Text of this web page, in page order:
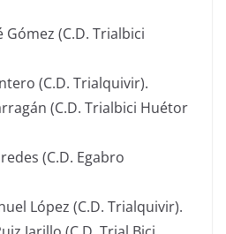
Gómez (C.D. Trialbici
(C.D. Trialquivir).
(C.D. Trialbici Huétor
(C.D. Egabro
López (C.D. Trialquivir).